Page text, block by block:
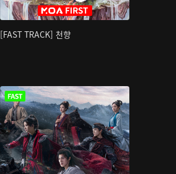
[FAST TRACK] 천향